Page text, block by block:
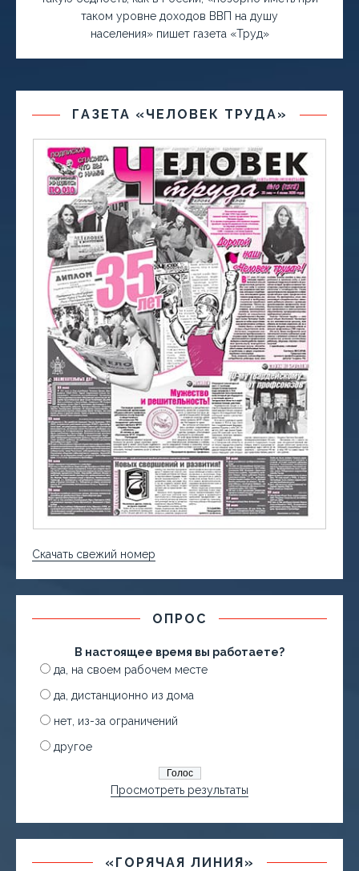
таком уровне доходов ВВП на душу
населения» пишет газета «Труд»
ГАЗЕТА «ЧЕЛОВЕК ТРУДА»
Скачать свежий номер
ОПРОС
В настоящее время вы работаете?
да, на своем рабочем месте
да, дистанционно из дома
нет, из-за ограничений
другое
Просмотреть результаты
«ГОРЯЧАЯ ЛИНИЯ»